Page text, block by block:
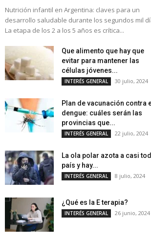
Nutrición infantil en Argentina: claves para un
desarrollo saludable durante los segundos mil
La etapa de los 2 a los 5 años es crítica...
Que alimento que hay que
evitar para mantener las
células jóvenes...
INTERÉS GENERAL 30 julio, 2024
Plan de vacunación contra
dengue: cuáles serán las
provincias que...
INTERÉS GENERAL 22 julio, 2024
La ola polar azota a casi
país y hay...
INTERÉS GENERAL 8 julio, 2024
¿Qué es la E terapia?
INTERÉS GENERAL 26 junio, 2024